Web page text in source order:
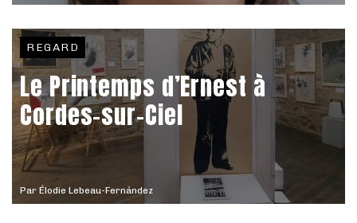
Par Élodie Lebeau-Fernández
REGARD
Le Printemps d’Ernest à
Cordes-sur-Ciel